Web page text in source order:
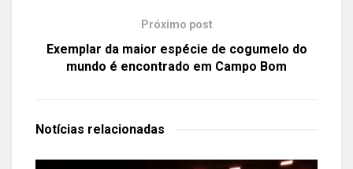
Próximo post
Exemplar da maior espécie de cogumelo do
mundo é encontrado em Campo Bom
Notícias relacionadas